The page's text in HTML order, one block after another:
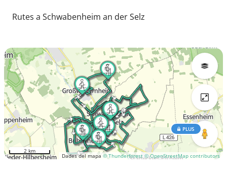
Rutes a Schwabenheim an der Selz
Dades del mapa© Thunderforest © OpenStreetMap contributors
PLUS
2 km